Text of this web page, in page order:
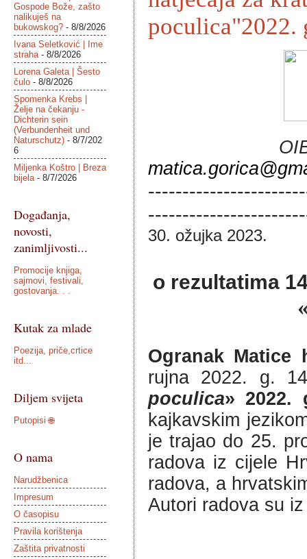
poculica"2022.
30. ožujka 2023.
o rezultatima
Ogranak
rujna 2022. g.
poculica» 2022.
kajkavskim
je trajao do 25.
radova iz cijele
radova, a
Autori radova su
Gospode Bože, zašto
nalikuješ na
bukowskog? - 8/8/2026
Ivana Seletković | Ime
straha - 8/8/2026
Lorena Galeta | Šesto
čulo - 8/8/2026
Spomenka Krebs |
Želje na čekanju -
Dichterin sein
(Verbundenheit und
Naturschutz) - 8/7/202
6
Miljenka Koštro | Breza
bijela - 8/7/2026
Događanja,
novosti,
zanimljivosti...
Promocije knjiga,
sajmovi, festivali,
gostovanja. . .
Kutak za mlade
Poezija, priče,crtice
itd...
Diljem svijeta
Putopisi 🌐
O nama
Narudžbenica
Impresum
O časopisu
Pravila korištenja
Zaštita privatnosti